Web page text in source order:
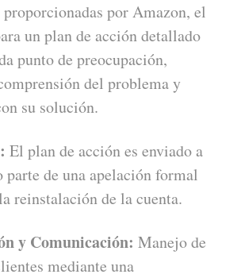
proporcionadas por Amazon, el
un plan de acción detallado
punto de preocupación,
del problema y
su solución.
El plan de acción es enviado a
parte de una apelación formal
reinstalación de la cuenta.
y Comunicación: Manejo de
mediante una